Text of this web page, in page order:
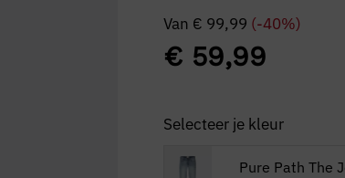
Van € 99,99 (-40%)
€59,99
Selecteer je kleur
Pure Path The